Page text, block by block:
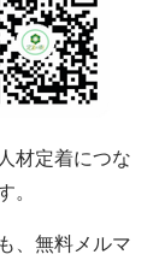
材定着につな
。
、無料メルマ